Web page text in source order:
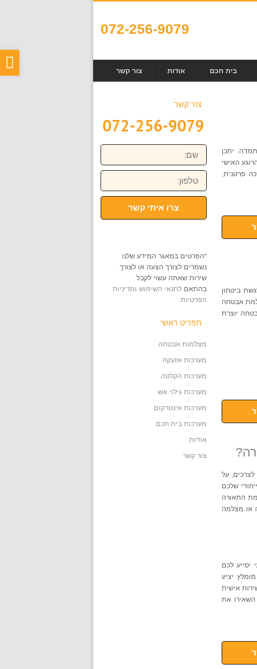
072-256-9079
בית חכם אודות צור קשר
יתכן
האישי
פרטנית,
ביטחון
אבטחה
יוצרת
על
שלכם
התאורה
או מצלמה
לכם
יציע
אישית
על מקצוענות ועל פתרון בהתאמה אישית, חייגו עכשיו: 072-256-9079 או השאירו את
צור קשר
072-256-9079
שם:
טלפון:
צרו איתי קשר
*הפרטים במאגר המידע שלנו
נשמרים לצורך הצעה או לצורך
שירות שאתה עשוי לקבל
בהתאםלתנאי השימוש ומדיניות
הפרטיות
תפריט ראשי
מצלמות אבטחה
מערכות אזעקה
מערכות הקלטה
מערכות גילוי אש
מערכות אינטרקום
מערכות בית חכם
אודות
צור קשר